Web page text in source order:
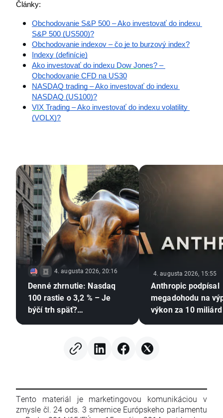
Články:
Obchodovanie S&P 500 – Ako investovať do indexu
S&P 500 (US500)?
Obchodovanie indexov – čo je to burzový index?
Indexy (definície)
Ako investovať do indexu Dow Jones? –
Obchodovanie CFD na US30
NASDAQ trading – Ako investovať do indexu
NASDAQ (US100)?
VIX Trading – Ako investovať do indexu volatility
(VOLX)?
4. augusta 2026, 20:16
Denné zhrnutie: Nasdaq
100 rastie o 3,2 % – Je
býčí trh späť?
4. augusta 2026, 15:55
Anthropic podpísal
megadohodu na
výkon za 10 miliárd
Tento materiál je marketingovou komunikáciou v
zmysle čl. 24 ods. 3 smernice Európskeho parlamentu